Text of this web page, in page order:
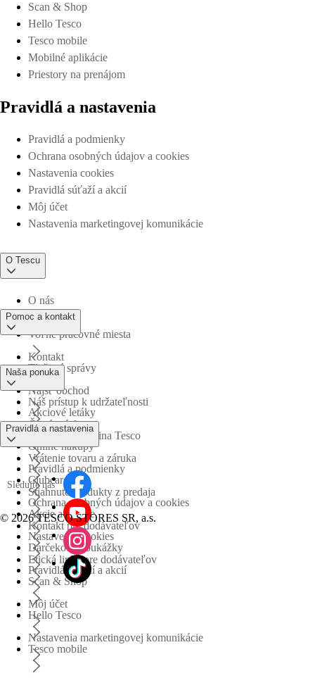
Scan & Shop
Hello Tesco
Tesco mobile
Mobilné aplikácie
Priestory na prenájom
Pravidlá a nastavenia
Pravidlá a podmienky
Ochrana osobných údajov a cookies
Nastavenia cookies
Pravidlá súťaží a akcií
Môj účet
Nastavenia marketingovej komunikácie
O Tescu
O nás
Voľné pracovné miesta
Tlačové správy
Náš prístup k udržateľnosti
Obchodná skupina Tesco
Pomoc a kontakt
Kontakt
Nájsť obchod
Časté otázky
Vrátenie tovaru a záruka
Stiahnuté produkty z predaja
Kontakt pre dodávateľov
Etická linka pre dodávateľov
Naša ponuka
Akciové letáky
Online nákupy
Clubcard
Akcie a súťaže
Darčekové poukážky
Scan & Shop
Hello Tesco
Tesco mobile
Pravidlá a nastavenia
Pravidlá a podmienky
Ochrana osobných údajov a cookies
Nastavenia cookies
Pravidlá súťaží a akcií
Môj účet
Nastavenia marketingovej komunikácie
Sledujte nás
© 2026 TESCO STORES SR, a.s.